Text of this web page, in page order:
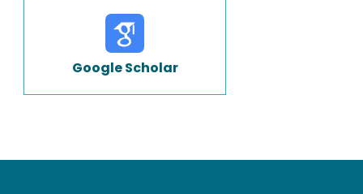
Google Scholar